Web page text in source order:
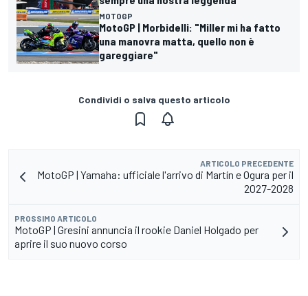
MOTOGP
MotoGP | Morbidelli: "Miller mi ha fatto
una manovra matta, quello non è
gareggiare"
Condividi o salva questo articolo
ARTICOLO PRECEDENTE
MotoGP | Yamaha: ufficiale l'arrivo di Martín e Ogura per il
2027-2028
PROSSIMO ARTICOLO
MotoGP | Gresini annuncia il rookie Daniel Holgado per
aprire il suo nuovo corso